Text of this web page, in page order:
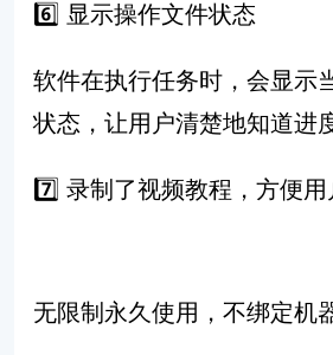
6️⃣ 显示操作文件状态
软件在执行任务时，会显示
状态，让用户清楚地知道进
7️⃣ 录制了视频教程，方便用
无限制永久使用，不绑定机